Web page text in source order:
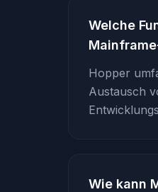
Welche
Hopper
Austausch
Wie kann